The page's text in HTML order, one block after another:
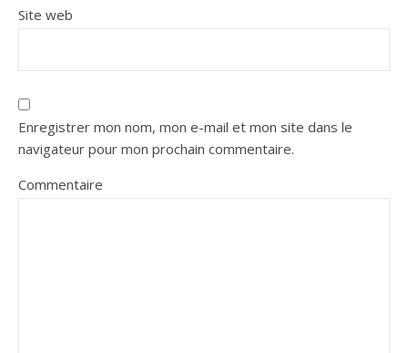
Site web
Enregistrer mon nom, mon e-mail et mon site dans le
navigateur pour mon prochain commentaire.
Commentaire